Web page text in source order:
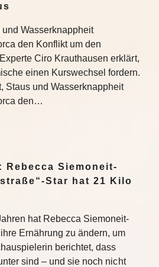
Wasserknappheit
den Konflikt um den
Ciro Krauthausen erklärt,
einen Kurswechsel fordern.
Staus und Wasserknappheit
den…
Rebecca Siemoneit-
Star hat 21 Kilo
hat Rebecca Siemoneit-
Ernährung zu ändern, um
berichtet, dass
sind – und sie noch nicht